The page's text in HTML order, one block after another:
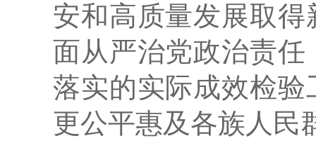
安和高质量发展取
面从严治党政治责
落实的实际成效检
更公平惠及各族人民